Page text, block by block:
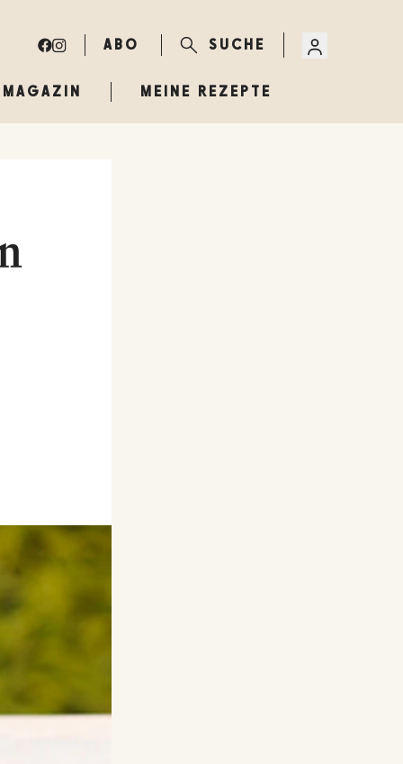
ABO SUCHE
MAGAZIN MEINE REZEPTE